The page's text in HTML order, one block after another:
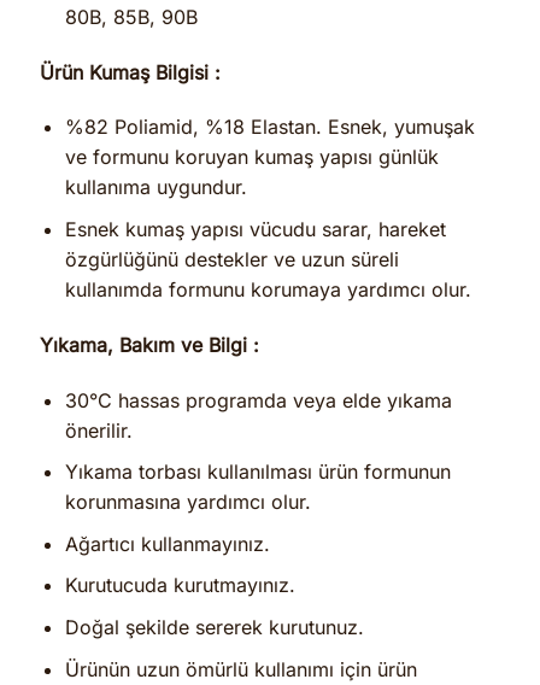
80B, 85B, 90B
Ürün Kumaş Bilgisi :
%82 Poliamid, %18 Elastan. Esnek, yumuşak
ve formunu koruyan kumaş yapısı günlük
kullanıma uygundur.
Esnek kumaş yapısı vücudu sarar, hareket
özgürlüğünü destekler ve uzun süreli
kullanımda formunu korumaya yardımcı olur.
Yıkama, Bakım ve Bilgi :
30°C hassas programda veya elde yıkama
önerilir.
Yıkama torbası kullanılması ürün formunun
korunmasına yardımcı olur.
Ağartıcı kullanmayınız.
Kurutucuda kurutmayınız.
Doğal şekilde sererek kurutunuz.
Ürünün uzun ömürlü kullanımı için ürün